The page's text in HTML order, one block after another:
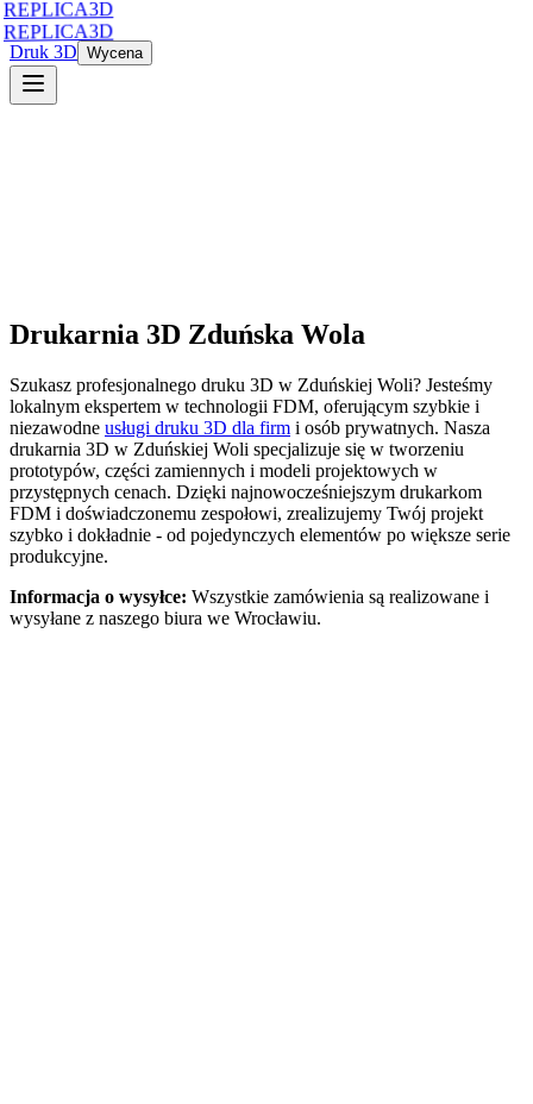
REPLICA3D
REPLICA3D
Druk 3D Wycena
Drukarnia 3D Zduńska Wola
Szukasz profesjonalnego druku 3D w Zduńskiej Woli? Jesteśmy
lokalnym ekspertem w technologii FDM, oferującym szybkie i
niezawodne usługi druku 3D dla firm i osób prywatnych. Nasza
drukarnia 3D w Zduńskiej Woli specjalizuje się w tworzeniu
prototypów, części zamiennych i modeli projektowych w
przystępnych cenach. Dzięki najnowocześniejszym drukarkom
FDM i doświadczonemu zespołowi, zrealizujemy Twój projekt
szybko i dokładnie - od pojedynczych elementów po większe serie
produkcyjne.
Informacja o wysyłce: Wszystkie zamówienia są realizowane i
wysyłane z naszego biura we Wrocławiu.